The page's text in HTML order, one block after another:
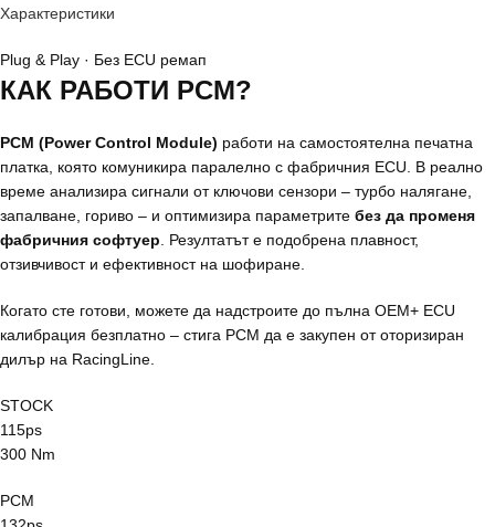
Характеристики
Plug & Play · Без ECU ремап
КАК РАБОТИ PCM?
PCM (Power Control Module) работи на самостоятелна печатна
платка, която комуникира паралелно с фабричния ECU. В реално
време анализира сигнали от ключови сензори – турбо налягане,
запалване, гориво – и оптимизира параметрите без да променя
фабричния софтуер. Резултатът е подобрена плавност,
отзивчивост и ефективност на шофиране.
Когато сте готови, можете да надстроите до пълна OEM+ ECU
калибрация безплатно – стига PCM да е закупен от оторизиран
дилър на RacingLine.
STOCK
115ps
300 Nm
PCM